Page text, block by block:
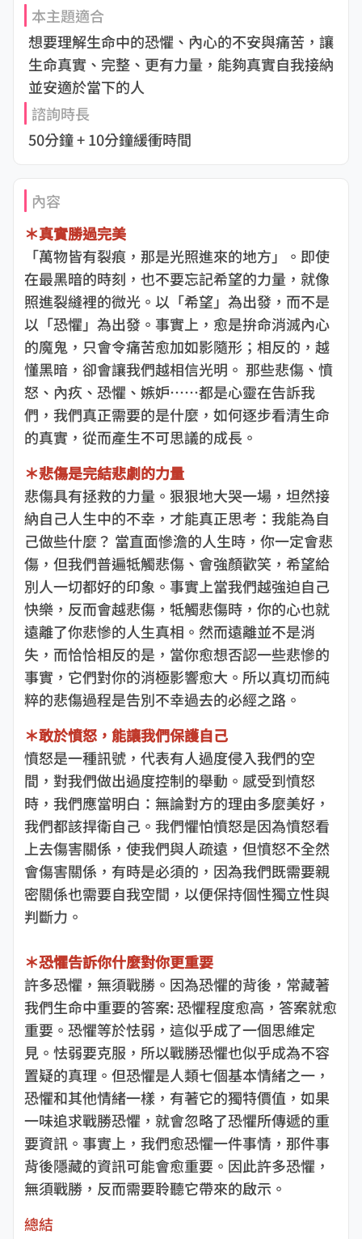
本主題適合
想要理解生命中的恐懼、內心的不安與痛苦，讓
生命真實、完整、更有力量，能夠真實自我接納
並安適於當下的人
諮詢時長
50分鐘 + 10分鐘緩衝時間
內容
＊真實勝過完美
「萬物皆有裂痕，那是光照進來的地方」。即使
在最黑暗的時刻，也不要忘記希望的力量，就像
照進裂縫裡的微光。以「希望」為出發，而不是
以「恐懼」為出發。事實上，愈是拚命消滅內心
的魔鬼，只會令痛苦愈加如影隨形；相反的，越
懂黑暗，卻會讓我們越相信光明。 那些悲傷、憤
怒、內疚、恐懼、嫉妒……都是心靈在告訴我
們，我們真正需要的是什麼，如何逐步看清生命
的真實，從而產生不可思議的成長。
＊悲傷是完結悲劇的力量
悲傷具有拯救的力量。狠狠地大哭一場，坦然接
納自己人生中的不幸，才能真正思考：我能為自
己做些什麼？ 當直面慘澹的人生時，你一定會悲
傷，但我們普遍牴觸悲傷、會強顏歡笑，希望給
別人一切都好的印象。事實上當我們越強迫自己
快樂，反而會越悲傷，牴觸悲傷時，你的心也就
遠離了你悲慘的人生真相。然而遠離並不是消
失，而恰恰相反的是，當你愈想否認一些悲慘的
事實，它們對你的消極影響愈大。所以真切而純
粹的悲傷過程是告別不幸過去的必經之路。
＊敢於憤怒，能讓我們保護自己
憤怒是一種訊號，代表有人過度侵入我們的空
間，對我們做出過度控制的舉動。感受到憤怒
時，我們應當明白：無論對方的理由多麼美好，
我們都該捍衛自己。我們懼怕憤怒是因為憤怒看
上去傷害關係，使我們與人疏遠，但憤怒不全然
會傷害關係，有時是必須的，因為我們既需要親
密關係也需要自我空間，以便保持個性獨立性與
判斷力。
＊恐懼告訴你什麼對你更重要
許多恐懼，無須戰勝。因為恐懼的背後，常藏著
我們生命中重要的答案: 恐懼程度愈高，答案就愈
重要。恐懼等於怯弱，這似乎成了一個思維定
見。怯弱要克服，所以戰勝恐懼也似乎成為不容
置疑的真理。但恐懼是人類七個基本情緒之一，
恐懼和其他情緒一樣，有著它的獨特價值，如果
一味追求戰勝恐懼，就會忽略了恐懼所傳遞的重
要資訊。事實上，我們愈恐懼一件事情，那件事
背後隱藏的資訊可能會愈重要。因此許多恐懼，
無須戰勝，反而需要聆聽它帶來的啟示。
總結